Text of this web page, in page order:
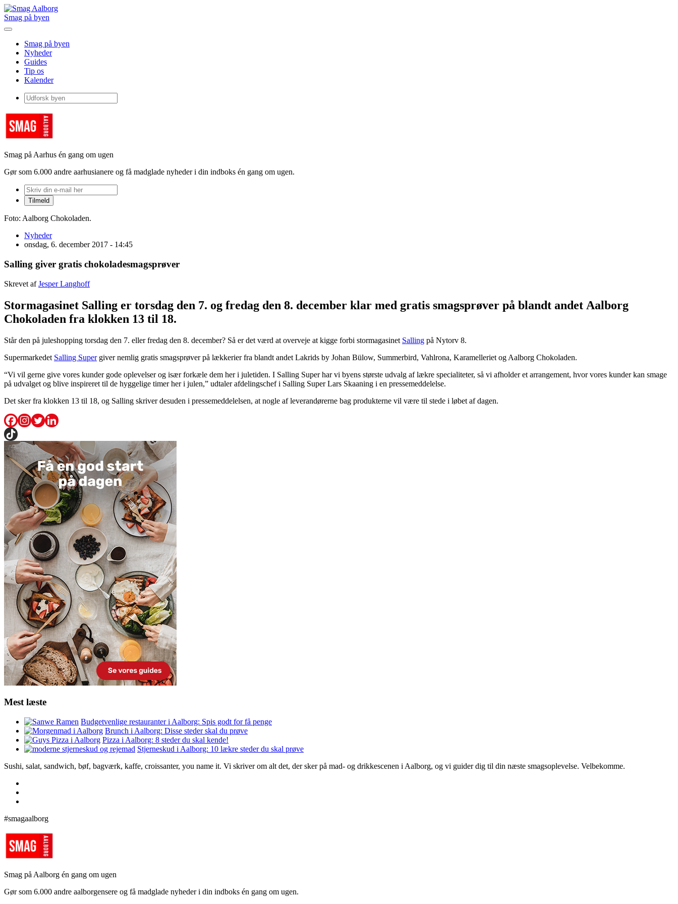
Smag på byen
Smag på byen
Nyheder
Guides
Tip os
Kalender
Smag på Aarhus én gang om ugen
Gør som 6.000 andre aarhusianere og få madglade nyheder i din indboks én gang om ugen.
Foto: Aalborg Chokoladen.
Nyheder
onsdag, 6. december 2017 - 14:45
Salling giver gratis chokoladesmagsprøver
Skrevet afJesper Langhoff
Stormagasinet Salling er torsdag den 7. og fredag den 8. december klar med gratis smagsprøver på blandt andet Aalborg
Chokoladen fra klokken 13 til 18.
Står den på juleshopping torsdag den 7. eller fredag den 8. december? Så er det værd at overveje at kigge forbi stormagasinet Salling på Nytorv 8.
Supermarkedet Salling Supergiver nemlig gratis smagsprøver på lækkerier fra blandt andet Lakrids by Johan Bülow, Summerbird, Vahlrona, Karamelleriet og Aalborg Chokoladen.
“Vi vil gerne give vores kunder gode oplevelser og især forkæle dem her i juletiden. I Salling Super har vi byens største udvalg af lækre specialiteter, så vi afholder et arrangement, hvor vores kunder kan smage
på udvalget og blive inspireret til de hyggelige timer her i julen,” udtaler afdelingschef i Salling Super Lars Skaaning i en pressemeddelelse.
Det sker fra klokken 13 til 18, og Salling skriver desuden i pressemeddelelsen, at nogle af leverandørerne bag produkterne vil være til stede i løbet af dagen.
Mest læste
Budgetvenlige restauranter i Aalborg: Spis godt for få penge
Brunch i Aalborg: Disse steder skal du prøve
Pizza i Aalborg: 8 steder du skal kende!
Stjerneskud i Aalborg: 10 lækre steder du skal prøve
Sushi, salat, sandwich, bøf, bagværk, kaffe, croissanter, you name it. Vi skriver om alt det, der sker på mad- og drikkescenen i Aalborg, og vi guider dig til din næste smagsoplevelse. Velbekomme.
#smagaalborg
Smag på Aalborg én gang om ugen
Gør som 6.000 andre aalborgensere og få madglade nyheder i din indboks én gang om ugen.